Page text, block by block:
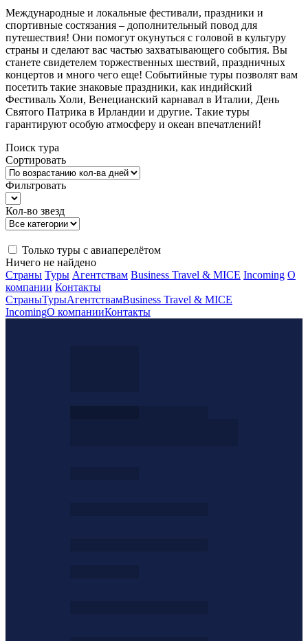
Международные и локальные фестивали, праздники и
спортивные состязания – дополнительный повод для
путешествия! Они помогут окунуться с головой в культуру
страны и сделают вас частью захватывающего события. Вы
станете свидетелем торжественных шествий, праздничных
концертов и много чего еще! Событийные туры позволят вам
посетить такие знаковые праздники, как индийский
Фестиваль Холи, Венецианский карнавал в Италии, День
Святого Патрика в Ирландии и другие. Такие туры
гарантируют особую атмосферу и океан впечатлений!
Поиск тура
Сортировать
Фильтровать
Кол-во звезд
Только туры с авиаперелётом
Ничего не найдено
Страны Туры Агентствам Business Travel & MICE Incoming О
компании Контакты
СтраныТурыАгентствамBusiness Travel & MICE
IncomingО компанииКонтакты